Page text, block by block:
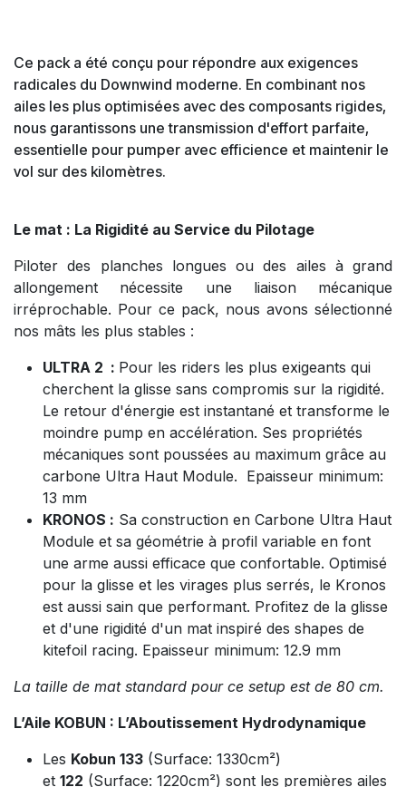
Ce pack a été conçu pour répondre aux exigences
radicales du Downwind moderne. En combinant nos
ailes les plus optimisées avec des composants rigides,
nous garantissons une transmission d'effort parfaite,
essentielle pour pumper avec efficience et maintenir le
vol sur des kilomètres.
Le mat : La Rigidité au Service du Pilotage
Piloter des planches longues ou des ailes à grand
allongement nécessite une liaison mécanique
irréprochable. Pour ce pack, nous avons sélectionné
nos mâts les plus stables :
ULTRA 2 : Pour les riders les plus exigeants qui
cherchent la glisse sans compromis sur la rigidité.
Le retour d'énergie est instantané et transforme le
moindre pump en accélération. Ses propriétés
mécaniques sont poussées au maximum grâce au
carbone Ultra Haut Module. Epaisseur minimum:
13 mm
KRONOS : Sa construction en Carbone Ultra Haut
Module et sa géométrie à profil variable en font
une arme aussi efficace que confortable. Optimisé
pour la glisse et les virages plus serrés, le Kronos
est aussi sain que performant. Profitez de la glisse
et d'une rigidité d'un mat inspiré des shapes de
kitefoil racing. Epaisseur minimum: 12.9 mm
La taille de mat standard pour ce setup est de 80 cm.
L’Aile KOBUN : L’Aboutissement Hydrodynamique
Les Kobun 133 (Surface: 1330cm²)
et 122 (Surface: 1220cm²) sont les premières ailes